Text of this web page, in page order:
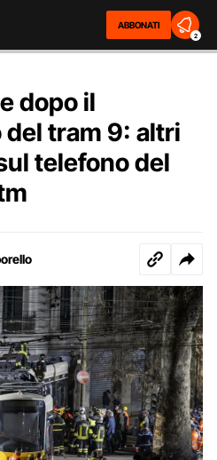
ABBONATI
2
dopo il
tram 9: altri
telefono del